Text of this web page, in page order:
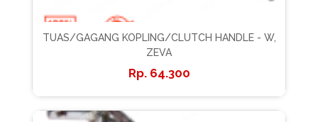
TUAS/GAGANG KOPLING/CLUTCH HANDLE - W,
ZEVA
64.300